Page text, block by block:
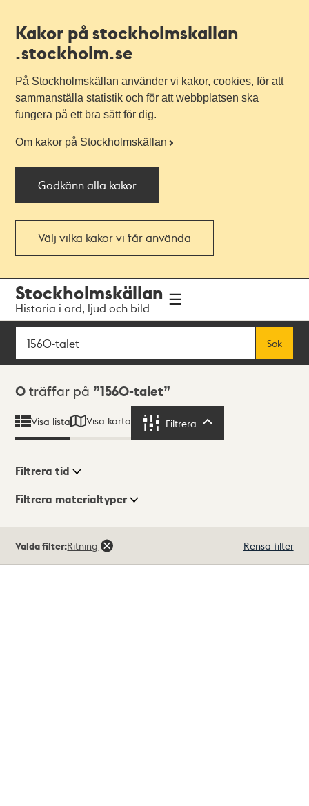
Kakor på stockholmskallan
.stockholm.se
På Stockholmskällan använder vi kakor, cookies, för att
sammanställa statistik och för att webbplatsen ska
fungera på ett bra sätt för dig.
Om kakor på Stockholmskällan
Godkänn alla kakor
Välj vilka kakor vi får använda
navigationen
huvudinnehållet
Stockholmskällan
Historia i ord, ljud och bild
Sök
Sök
Sökresultat
0 träffar på 1560-talet
Visa lista Visa karta Filtrera
Visningsläge
Filtrera tid
Filtrera materialtyper
träffar
Valda filter:Ritning Rensa filter